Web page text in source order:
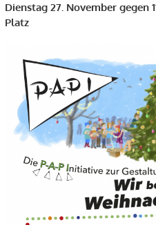
Dienstag 27. November gegen
Platz